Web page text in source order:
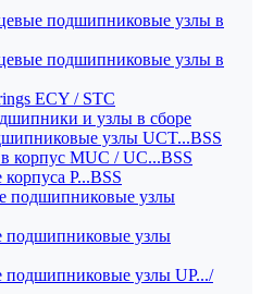
подшипниковые узлы в
подшипниковые узлы в
ECY / STC
и узлы в сборе
узлы UCT...BSS
MUC / UC...BSS
P...BSS
подшипниковые узлы
подшипниковые узлы
узлы UP.../